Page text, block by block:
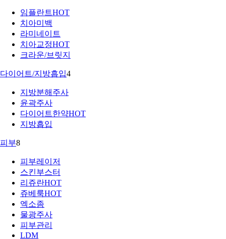
임플란트HOT
치아미백
라미네이트
치아교정HOT
크라운/브릿지
다이어트/지방흡입4
지방분해주사
윤곽주사
다이어트한약HOT
지방흡입
피부8
피부레이저
스킨부스터
리쥬란HOT
쥬베룩HOT
엑소좀
물광주사
피부관리
LDM